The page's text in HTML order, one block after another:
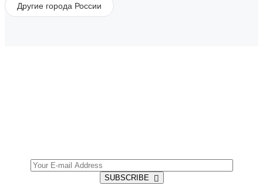
Другие города России
SUBSCRIBE